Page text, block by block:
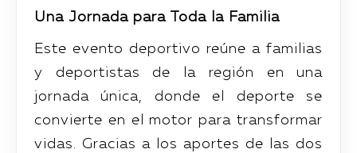
Una Jornada para Toda la Familia
Este evento deportivo reúne a familias
y deportistas de la región en una
jornada única, donde el deporte se
convierte en el motor para transformar
vidas. Gracias a los aportes de las dos